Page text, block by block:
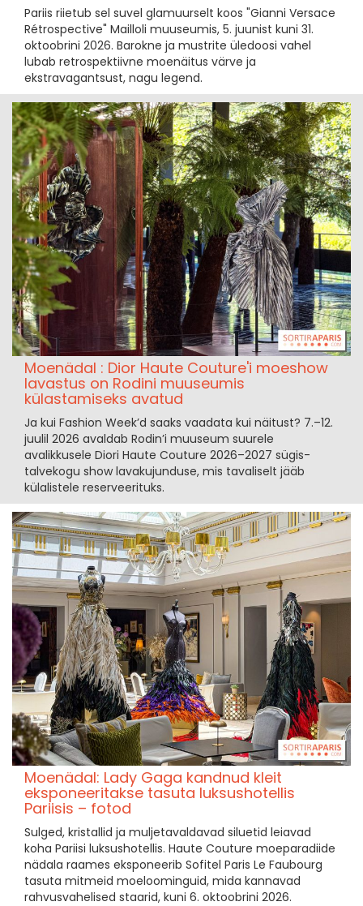
Pariis riietub sel suvel glamuurselt koos "Gianni Versace
Rétrospective" Mailloli muuseumis, 5. juunist kuni 31.
oktoobrini 2026. Barokne ja mustrite üledoosi vahel
lubab retrospektiivne moenäitus värve ja
ekstravagantsust, nagu legend.
Moenädal : Dior Haute Couture'i moeshow
lavastus on Rodini muuseumis
külastamiseks avatud
Ja kui Fashion Week’d saaks vaadata kui näitust? 7.–12.
juulil 2026 avaldab Rodin’i muuseum suurele
avalikkusele Diori Haute Couture 2026–2027 sügis-
talvekogu show lavakujunduse, mis tavaliselt jääb
külalistele reserveerituks.
Moenädal: Lady Gaga kandnud kleit
eksponeeritakse tasuta luksushotellis
Pariisis – fotod
Sulged, kristallid ja muljetavaldavad siluetid leiavad
koha Pariisi luksushotellis. Haute Couture moeparadiide
nädala raames eksponeerib Sofitel Paris Le Faubourg
tasuta mitmeid moeloominguid, mida kannavad
rahvusvahelised staarid, kuni 6. oktoobrini 2026.